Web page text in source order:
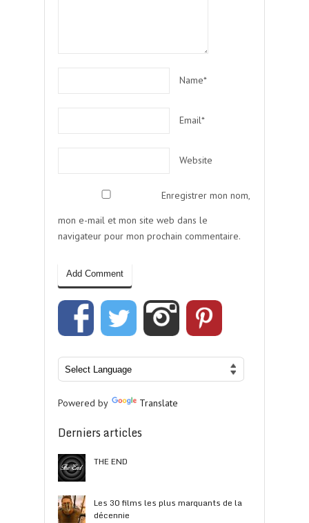
Name*
Email*
Website
Enregistrer mon nom,
mon e-mail et mon site web dans le
navigateur pour mon prochain commentaire.
Powered by Translate
Derniers articles
THE END
Les 30 films les plus marquants de la
décennie